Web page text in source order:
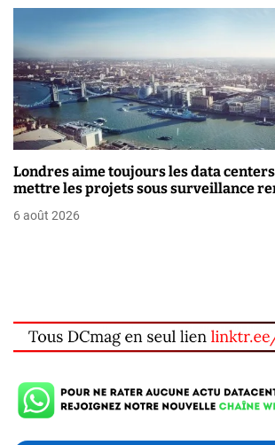
Londres aime toujours les data
mettre les projets sous surveillance
6 août 2026